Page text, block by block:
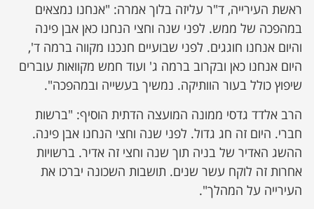
ראשת העירייה, ד"ר עליזה בלוך אמרה: "אנחנו נמצאים
במהפכה של ממש. לפני שנה וחצי הנחנו כאן אבן פינה
והיום אנחנו חוגגים. לפני שבועיים חנכנו מקווה ברמה ד',
היום אנחנו כאן ובקרוב ברמה ג' ועוד חמש מקוואות עוברים
שיפוץ כולל בעור הוותיקה. נמשיך בעשייה ובמהפכה".
הרב אלדד גדסי ממונה המועצה הדתית הוסיף: "ברשות
חברי. היום זה חג גדול. לפני שנה וחצי הנחנו אבן פינה.
ההשג האדיר של בניה תוך שנה וחצי זה אדיר. ברשויות
אחרות זה לוקח עשר שנים. תושבות השכונה יברכו את
העירייה על המהלך".